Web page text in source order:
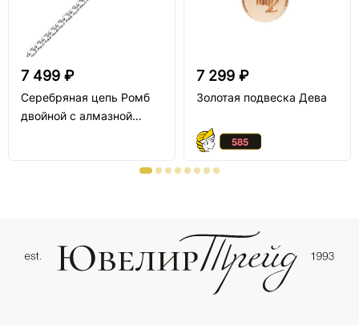
7 499 ₽
Серебряная цепь Ромб
двойной с алмазной
7 299 ₽
Золотая подвеска Дева